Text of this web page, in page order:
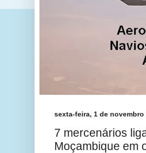
sexta-feira, 1 de novembro
7 mercenários
Moçambique em